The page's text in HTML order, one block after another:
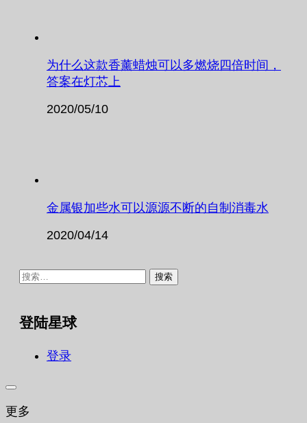
为什么这款香薰蜡烛可以多燃烧四倍时间，
答案在灯芯上
2020/05/10
金属银加些水可以源源不断的自制消毒水
2020/04/14
搜
登陆星球
登录
更多